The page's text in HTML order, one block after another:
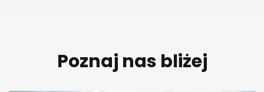
Poznaj nas bliżej